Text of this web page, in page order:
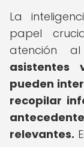
La
papel
atención
asistentes
pueden
recopilar
relevantes.